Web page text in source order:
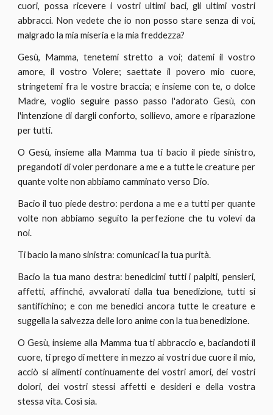
cuori, possa ricevere i vostri ultimi baci, gli ultimi vostri
abbracci. Non vedete che io non posso stare senza di voi,
malgrado la mia miseria e la mia freddezza?
Gesù, Mamma, tenetemi stretto a voi; datemi il vostro
amore, il vostro Volere; saettate il povero mio cuore,
stringetemi fra le vostre braccia; e insieme con te, o dolce
Madre, voglio seguire passo passo l'adorato Gesù, con
l'intenzione di dargli conforto, sollievo, amore e riparazione
per tutti.
O Gesù, insieme alla Mamma tua ti bacio il piede sinistro,
pregandoti di voler perdonare a me e a tutte le creature per
quante volte non abbiamo camminato verso Dio.
Bacio il tuo piede destro: perdona a me e a tutti per quante
volte non abbiamo seguito la perfezione che tu volevi da
noi.
Ti bacio la mano sinistra: comunicaci la tua purità.
Bacio la tua mano destra: benedicimi tutti i palpiti, pensieri,
affetti, affinché, avvalorati dalla tua benedizione, tutti si
santifichino; e con me benedici ancora tutte le creature e
suggella la salvezza delle loro anime con la tua benedizione.
O Gesù, insieme alla Mamma tua ti abbraccio e, baciandoti il
cuore, ti prego di mettere in mezzo ai vostri due cuore il mio,
acciò si alimenti continuamente dei vostri amori, dei vostri
dolori, dei vostri stessi affetti e desideri e della vostra
stessa vita. Così sia.